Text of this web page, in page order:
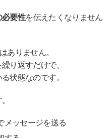
必要性を伝えたくなりません
ありません。
り返すだけで、
状態なのです。
メッセージを送る